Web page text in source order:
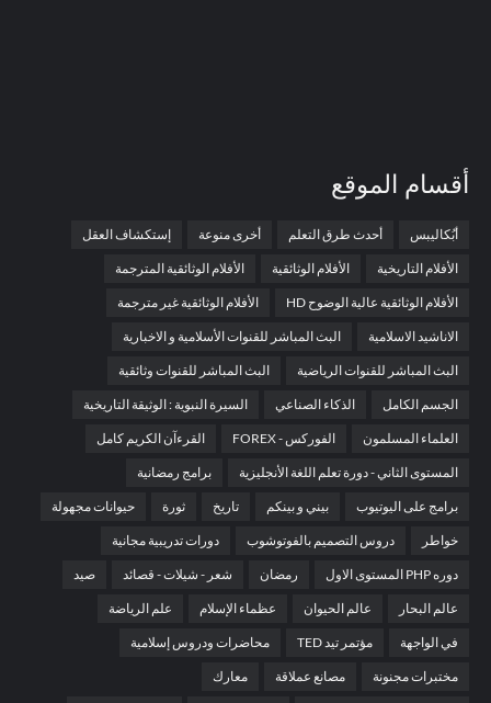
أقسام الموقع
أبُكاليبس أحدث طرق التعلم أخرى منوعة إستكشاف العقل
الأفلام التاريخية الأفلام الوثائقية الأفلام الوثائقية المترجمة
الأفلام الوثائقية عالية الوضوح HD الأفلام الوثائقية غير مترجمة
الاناشيد الاسلامية البث المباشر للقنوات الأسلامية و الاخبارية
البث المباشر للقنوات الرياضية البث المباشر للقنوات وثائقية
الجسم الكامل الذكاء الصناعي السيرة النبوية : الوثيقة التاريخية
العلماء المسلمون الفوركس - FOREX القرءآن الكريم كامل
المستوى الثاني - دورة تعلم اللغة الأنجليزية برامج رمضانية
برامج على اليوتيوب بيني و بينكم تاريخ ثورة حيوانات مجهولة
خواطر دروس التصميم بالفوتوشوب دورات تدريبية مجانية
دوره PHP المستوى الاول رمضان شعر - شيلات - قصائد صيد
عالم البحار عالم الحيوان عظماء الإسلام علم الرياضة
في الواجهة مؤتمر تيد TED محاضرات ودروس إسلامية
مختبرات مجنونة مصانع عملاقة معارك